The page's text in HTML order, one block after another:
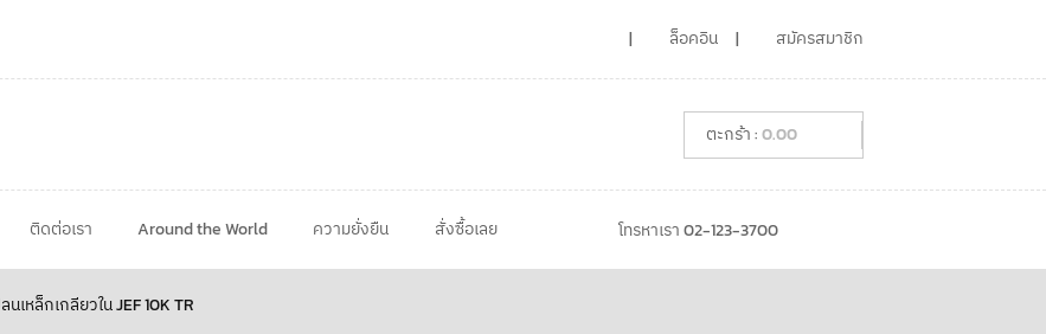
ล็อคอิน สมัครสมาชิก
0.00
ติดต่อเรา Around the World ความยั่งยืน สั่งซื้อเลย โทรหาเรา 02-123-3700
นเหล็กเกลียวใน JEF 10K TR